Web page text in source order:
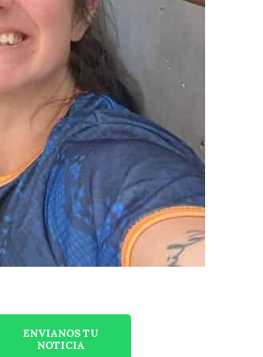
ENVIANOS TU
NOTICIA